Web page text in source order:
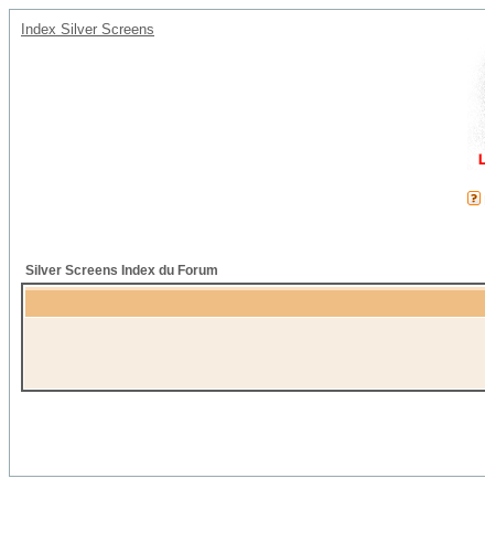
Index Silver Screens
Silver Screens Index du Forum